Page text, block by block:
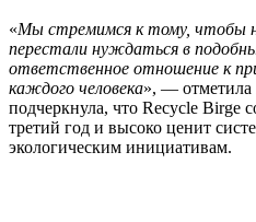
«Мы стремимся к тому, чтобы
перестали нуждаться в
ответственное отношение к
каждого человека», — отметила
подчеркнула, что Recycle Birge
третий год и высоко ценит
экологическим инициативам.